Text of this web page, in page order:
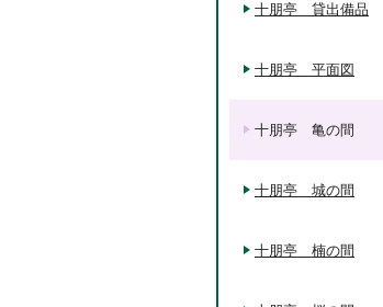
十朋亭 貸出備品
十朋亭 平面図
十朋亭 亀の間
十朋亭 城の間
十朋亭 楠の間